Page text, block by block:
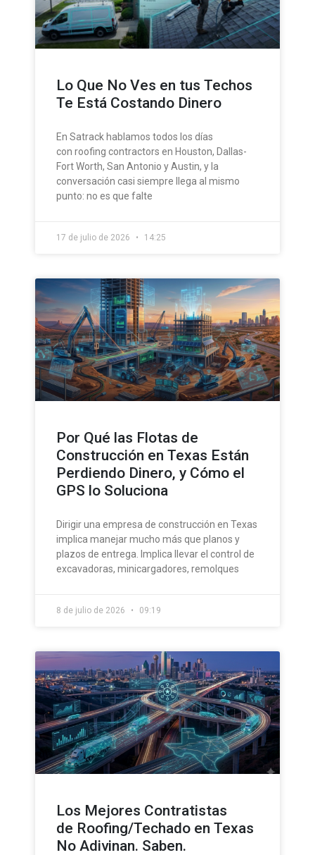
Lo Que No Ves en tus Techos
Te Está Costando Dinero
En Satrack hablamos todos los días
con roofing contractors en Houston, Dallas-
Fort Worth, San Antonio y Austin, y la
conversación casi siempre llega al mismo
punto: no es que falte
17 de julio de 2026 14:25
Por Qué las Flotas de
Construcción en Texas Están
Perdiendo Dinero, y Cómo el
GPS lo Soluciona
Dirigir una empresa de construcción en Texas
implica manejar mucho más que planos y
plazos de entrega. Implica llevar el control de
excavadoras, minicargadores, remolques
8 de julio de 2026 09:19
Los Mejores Contratistas
de Roofing/Techado en Texas
No Adivinan. Saben.